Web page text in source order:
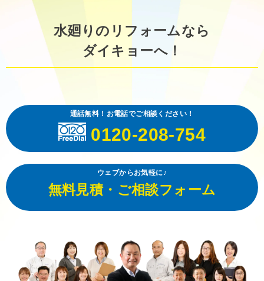
水廻りのリフォームなら
ダイキョーへ！
通話無料！お電話でご相談ください！
0120-208-754
ウェブからお気軽に♪
無料見積・ご相談フォーム